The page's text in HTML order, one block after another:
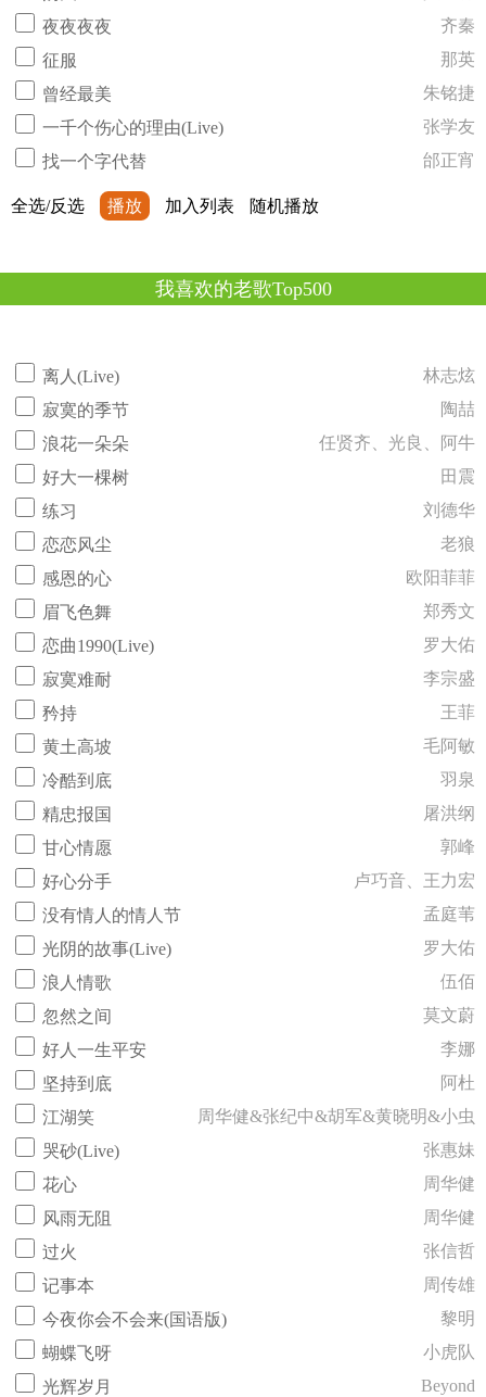
夜夜夜夜
齐秦
征服
那英
曾经最美
朱铭捷
一千个伤心的理由(Live)
张学友
找一个字代替
邰正宵
全选/反选 播放 加入列表 随机播放
我喜欢的老歌Top500
离人(Live)
林志炫
寂寞的季节
陶喆
浪花一朵朵
任贤齐、光良、阿牛
好大一棵树
田震
练习
刘德华
恋恋风尘
老狼
感恩的心
欧阳菲菲
眉飞色舞
郑秀文
恋曲1990(Live)
罗大佑
寂寞难耐
李宗盛
矜持
王菲
黄土高坡
毛阿敏
冷酷到底
羽泉
精忠报国
屠洪纲
甘心情愿
郭峰
好心分手
卢巧音、王力宏
没有情人的情人节
孟庭苇
光阴的故事(Live)
罗大佑
浪人情歌
伍佰
忽然之间
莫文蔚
好人一生平安
李娜
坚持到底
阿杜
江湖笑
周华健&张纪中&胡军&黄晓明&小虫
哭砂(Live)
张惠妹
花心
周华健
风雨无阻
周华健
过火
张信哲
记事本
周传雄
今夜你会不会来(国语版)
黎明
蝴蝶飞呀
小虎队
光辉岁月
Beyond